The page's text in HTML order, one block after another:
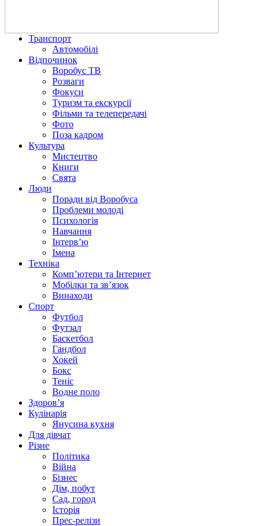
Транспорт
Автомобілі
Відпочинок
Воробус ТВ
Розваги
Фокуси
Туризм та екскурсії
Фільми та телепередачі
Фото
Поза кадром
Культура
Мистецтво
Книги
Свята
Люди
Поради від Воробуса
Проблеми молоді
Психологія
Навчання
Інтерв’ю
Імена
Техніка
Комп’ютери та Інтернет
Мобілки та зв’язок
Винаходи
Спорт
Футбол
Футзал
Баскетбол
Гандбол
Хокей
Бокс
Теніс
Водне поло
Здоров’я
Кулінарія
Янусина кухня
Для дівчат
Різне
Політика
Війна
Бізнес
Дім, побут
Сад, город
Історія
Прес-релізи